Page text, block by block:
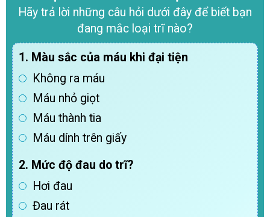
Hãy trả lời những câu hỏi dưới đây để biết bạn
đang mắc loại trĩ nào?
1. Màu sắc của máu khi đại tiện
Không ra máu
Máu nhỏ giọt
Máu thành tia
Máu dính trên giấy
2. Mức độ đau do trĩ?
Hơi đau
Đau rát